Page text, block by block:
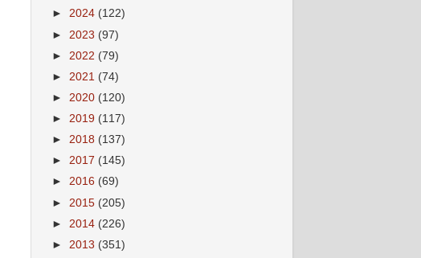
► 2024 (122)
► 2023 (97)
► 2022 (79)
► 2021 (74)
► 2020 (120)
► 2019 (117)
► 2018 (137)
► 2017 (145)
► 2016 (69)
► 2015 (205)
► 2014 (226)
► 2013 (351)